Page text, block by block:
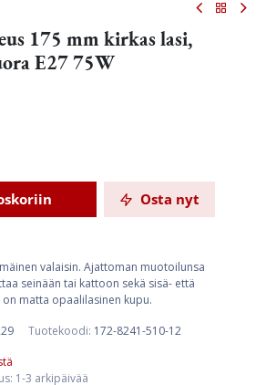
175 mm kirkas lasi,
E27 75W
Osta nyt
valaisin. Ajattoman muotoilunsa
seinään tai kattoon sekä sisä- että
matta opaalilasinen kupu.
Tuotekoodi: 172-8241-510-12
1-3 arkipäivää